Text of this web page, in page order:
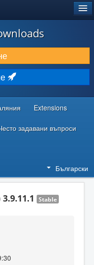
Extensions
задавани въпроси
Български
Stable